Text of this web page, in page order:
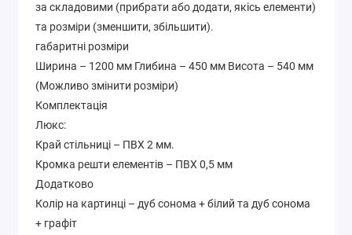
за складовими (прибрати або додати, якісь елементи)
та розміри (зменшити, збільшити).
габаритні розміри
Ширина – 1200 мм Глибина – 450 мм Висота – 540 мм
(Можливо змінити розміри)
Комплектація
Люкс:
Край стільниці – ПВХ 2 мм.
Кромка решти елементів – ПВХ 0,5 мм
Додатково
Колір на картинці – дуб сонома + білий та дуб сонома
+ графіт